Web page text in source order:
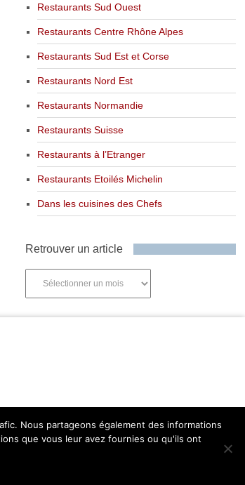
Restaurants Sud Ouest
Restaurants Centre Rhône Alpes
Restaurants Sud Est et Corse
Restaurants Nord Est
Restaurants Normandie
Restaurants Suisse
Restaurants à l’Etranger
Restaurants Etoilés Michelin
Dans les cuisines des Chefs
Retrouver un article
Nous partageons également des informations
que vous leur avez fournies ou qu'ils ont